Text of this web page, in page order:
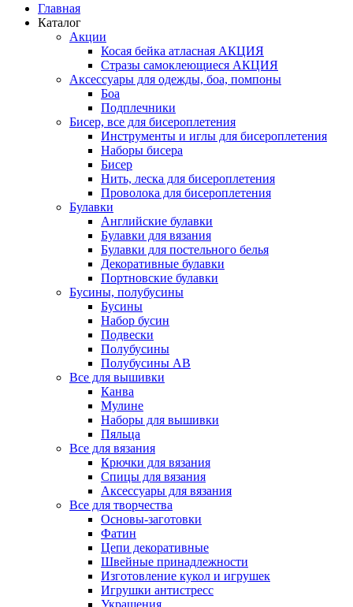
Главная
Каталог
Акции
Косая бейка атласная АКЦИЯ
Стразы самоклеющиеся АКЦИЯ
Аксессуары для одежды, боа, помпоны
Боа
Подплечники
Бисер, все для бисероплетения
Инструменты и иглы для бисероплетения
Наборы бисера
Бисер
Нить, леска для бисероплетения
Проволока для бисероплетения
Булавки
Английские булавки
Булавки для вязания
Булавки для постельного белья
Декоративные булавки
Портновские булавки
Бусины, полубусины
Бусины
Набор бусин
Подвески
Полубусины
Полубусины AB
Все для вышивки
Канва
Мулине
Наборы для вышивки
Пяльца
Все для вязания
Крючки для вязания
Спицы для вязания
Аксессуары для вязания
Все для творчества
Основы-заготовки
Фатин
Цепи декоративные
Швейные принадлежности
Изготовление кукол и игрушек
Игрушки антистресс
Украшения